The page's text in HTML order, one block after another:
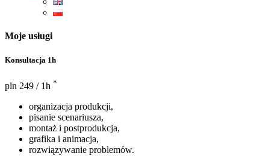
Moje usługi
Konsultacja 1h
pln 249 / 1h *
organizacja produkcji,
pisanie scenariusza,
montaż i postprodukcja,
grafika i animacja,
rozwiązywanie problemów.